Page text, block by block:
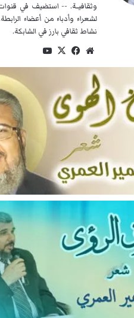
وثقافيــة. -- استضيف في
لشعراء وأدباء من أعضاء
نشاط ثقافي بارز في الشابكة.
موق
ع
ب
فيسب
وك
‫X
Tub